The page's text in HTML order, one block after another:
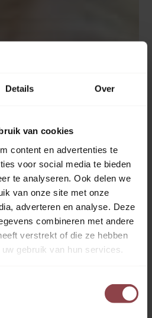
Details Over
van cookies
content en advertenties te
voor social media te bieden
te analyseren. Ook delen we
van onze site met onze
adverteren en analyse. Deze
combineren met andere
verstrekt of die ze hebben
gebruik van hun services.